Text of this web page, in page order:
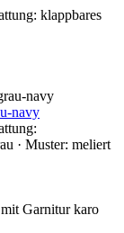
klappbares
navy
· Muster: meliert